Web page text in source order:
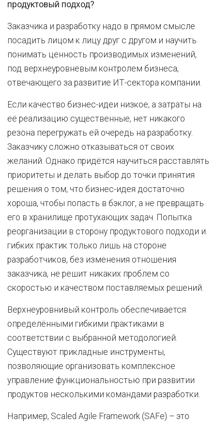
продуктовый подход?
Заказчика и разработку надо в прямом смысле
посадить лицом к лицу друг с другом и научить
понимать ценность производимых изменений,
под верхнеуровневым контролем бизнеса,
отвечающего за развитие ИТ-сектора компании.
Если качество бизнес-идеи низкое, а затраты на
её реализацию существенные, нет никакого
резона перегружать ей очередь на разработку.
Заказчику сложно отказываться от своих
желаний. Однако придётся научиться расставлять
приоритеты и делать выбор до точки принятия
решения о том, что бизнес-идея достаточно
хороша, чтобы попасть в бэклог, а не превращать
его в хранилище протухающих задач. Попытка
реорганизации в сторону продуктового подходи и
гибких практик только лишь на стороне
разработчиков, без изменения отношения
заказчика, не решит никаких проблем со
скоростью и качеством поставляемых решений.
Верхнеуровнивый контроль обеспечивается
определёнными гибкими практиками в
соответствии с выбранной методологией.
Существуют прикладные инструменты,
позволяющие организовать комплексное
управление функциональностью при развитии
продуктов несколькими командами разработки.
Например, Scaled Agile Framework (SAFe) – это